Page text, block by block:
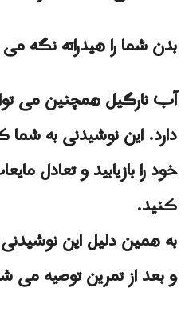
بدن شما را هیدراته نگه می
آب نارگیل همچنین می
دارد. این نوشیدنی به
خود را بازیابید و تعادل
کنید.
به همین دلیل این
و بعد از تمرین توصیه می